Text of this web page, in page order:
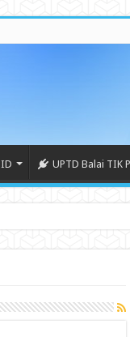
UPTD Balai TIK